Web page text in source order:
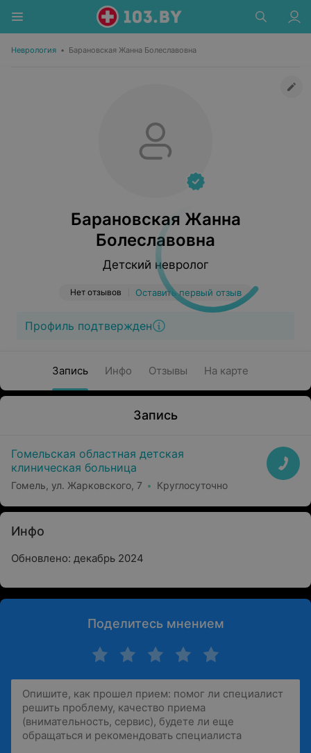
Неврология • Барановская Жанна Болеславовна
Барановская Жанна
Болеславовна
Детский невролог
Нет отзывов Оставить первый отзыв
Профиль подтвержден
Запись Инфо Отзывы На карте
Запись
Гомельская областная детская
клиническая больница
Гомель, ул. Жарковского, 7 Круглосуточно
Инфо
Обновлено: декабрь 2024
Поделитесь мнением